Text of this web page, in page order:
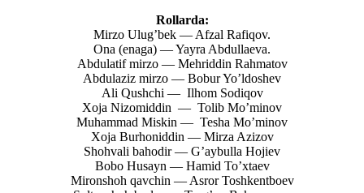
Rollarda:
Mirzo Ulug’bek — Afzal Rafiqov.
Ona (enaga) — Yayra Abdullaeva.
Abdulatif mirzo — Mehriddin Rahmatov
Abdulaziz mirzo — Bobur Yo’ldoshev
Ali Qushchi — Ilhom Sodiqov
Xoja Nizomiddin — Tolib Mo’minov
Muhammad Miskin — Tesha Mo’minov
Xoja Burhoniddin — Mirza Azizov
Shohvali bahodir — G’aybulla Hojiev
Bobo Husayn — Hamid To’xtaev
Mironshoh qavchin — Asror Toshkentboev